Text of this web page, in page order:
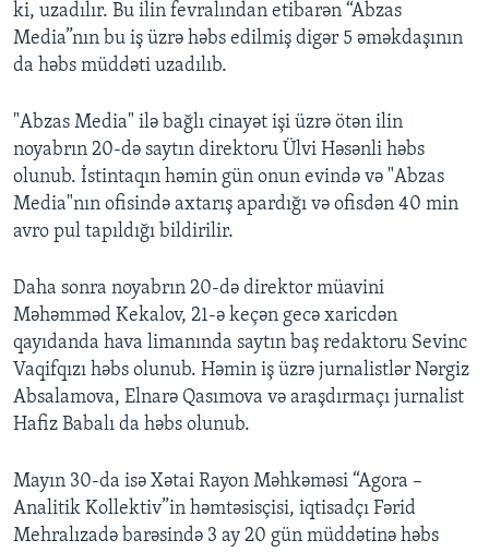
ki, uzadılır. Bu ilin fevralından etibarən “Abzas
Media”nın bu iş üzrə həbs edilmiş digər 5 əməkdaşının
da həbs müddəti uzadılıb.
"Abzas Media" ilə bağlı cinayət işi üzrə ötən ilin
noyabrın 20-də saytın direktoru Ülvi Həsənli həbs
olunub. İstintaqın həmin gün onun evində və "Abzas
Media"nın ofisində axtarış apardığı və ofisdən 40 min
avro pul tapıldığı bildirilir.
Daha sonra noyabrın 20-də direktor müavini
Məhəmməd Kekalov, 21-ə keçən gecə xaricdən
qayıdanda hava limanında saytın baş redaktoru Sevinc
Vaqifqızı həbs olunub. Həmin iş üzrə jurnalistlər Nərgiz
Absalamova, Elnarə Qasımova və araşdırmaçı jurnalist
Hafiz Babalı da həbs olunub.
Mayın 30-da isə Xətai Rayon Məhkəməsi “Agora –
Analitik Kollektiv”in həmtəsisçisi, iqtisadçı Fərid
Mehralızadə barəsində 3 ay 20 gün müddətinə həbs